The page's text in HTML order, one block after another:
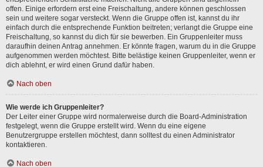
offen. Einige erfordern erst eine Freischaltung, andere können geschlossen
sein und weitere sogar versteckt. Wenn die Gruppe offen ist, kannst du ihr
einfach durch die entsprechende Funktion beitreten; verlangt die Gruppe eine
Freischaltung, so kannst du dich für sie bewerben. Ein Gruppenleiter muss
daraufhin deinen Antrag annehmen. Er könnte fragen, warum du in die Gruppe
aufgenommen werden möchtest. Bitte belästige keinen Gruppenleiter, wenn er
dich ablehnt, er wird einen Grund dafür haben.
Nach oben
Wie werde ich Gruppenleiter?
Der Leiter einer Gruppe wird normalerweise durch die Board-Administration
festgelegt, wenn die Gruppe erstellt wird. Wenn du eine eigene
Benutzergruppe erstellen möchtest, dann solltest du einen Administrator
kontaktieren.
Nach oben